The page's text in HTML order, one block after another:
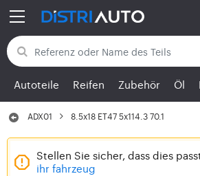
Zurück zu den Kategorien
Autoteile Reifen Zubehör Öl
ADX01 8.5x18 ET47 5x114.3 70.1
Stellen Sie sicher, dass dies
ihr fahrzeug